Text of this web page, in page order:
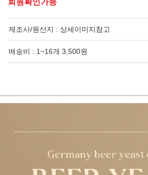
회원확인가능
제조사/원산지 : 상세이미지참고
배송비 : 1~16개 3,500원